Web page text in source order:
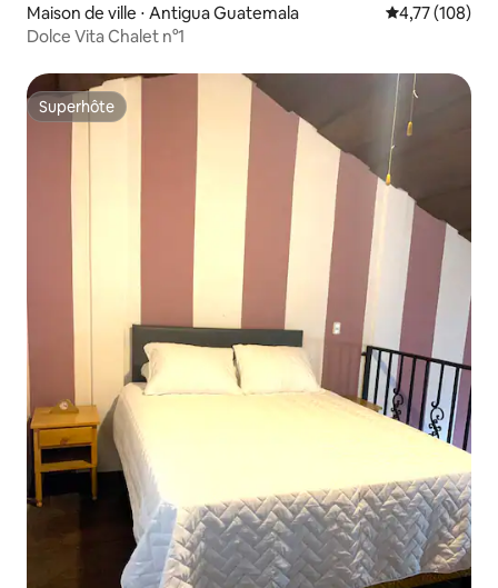
Maison de ville ⋅ Antigua Guatemala Évaluation
4,77 (108)
Dolce Vita Chalet n°1
Superhôte
Superhôte